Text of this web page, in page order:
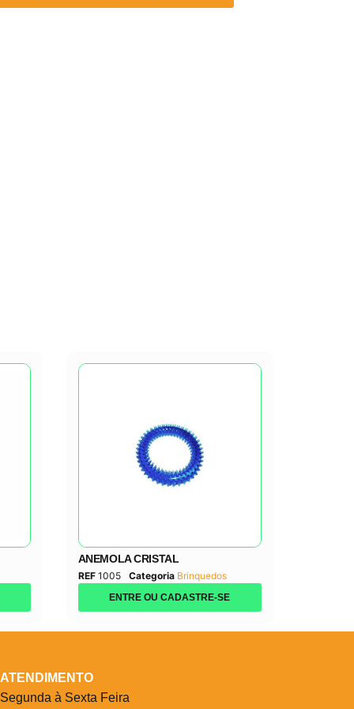
ANEMOLA CRISTAL
REF 1005 Categoria Brinquedos
ENTRE OU CADASTRE-SE
ATENDIMENTO
Segunda à Sexta Feira